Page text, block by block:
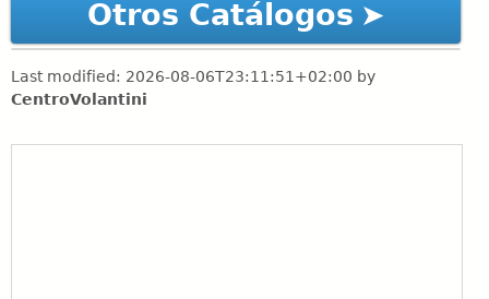
Otros Catálogos
Last modified: 2026-08-06T23:11:51+02:00 by
CentroVolantini